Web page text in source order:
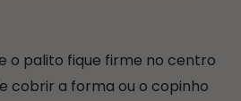
o palito fique firme no centro
cobrir a forma ou o copinho